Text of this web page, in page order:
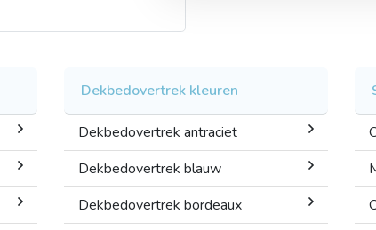
Dekbedovertrek kleuren
Dekbedovertrek antraciet
Dekbedovertrek blauw
Dekbedovertrek bordeaux